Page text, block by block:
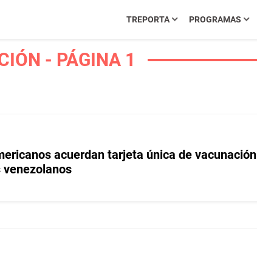
TREPORTA PROGRAMAS
- PÁGINA 1
acuerdan tarjeta única de vacunación